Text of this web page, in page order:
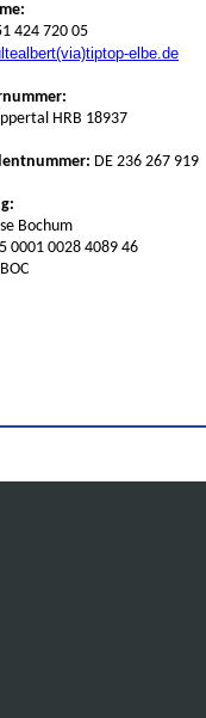
424 720 05
elbe.de
HRB 18937
DE 236 267 919
Bochum
0001 0028 4089 46